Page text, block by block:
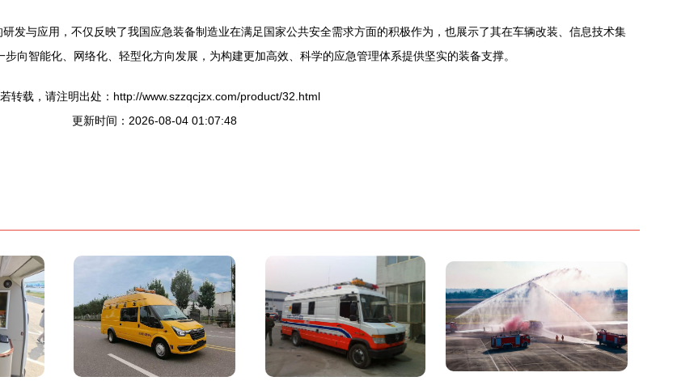
发与应用，不仅反映了我国应急装备制造业在满足国家公共安全需求方面的积极作为，也展示了其在车辆改装、信息技术集
向智能化、网络化、轻型化方向发展，为构建更加高效、科学的应急管理体系提供坚实的装备支撑。
转载，请注明出处：http://www.szzqcjzx.com/product/32.html
更新时间：2026-08-04 01:07:48